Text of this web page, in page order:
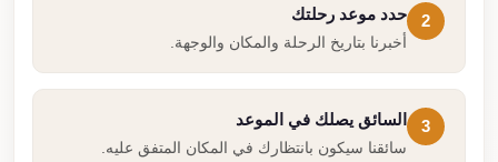
2
حدد موعد رحلتك
أخبرنا بتاريخ الرحلة والمكان والوجهة.
3
السائق يصلك في الموعد
سائقنا سيكون بانتظارك في المكان المتفق عليه.